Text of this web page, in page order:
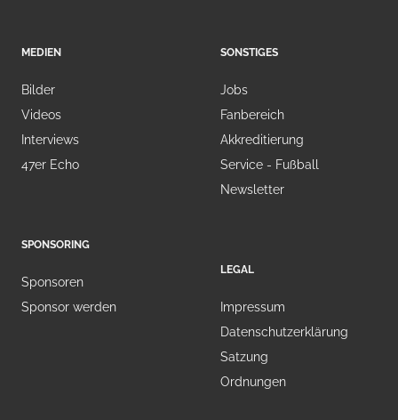
MEDIEN
Bilder
Videos
Interviews
47er Echo
SPONSORING
Sponsoren
Sponsor werden
SONSTIGES
Jobs
Fanbereich
Akkreditierung
Service - Fußball
Newsletter
LEGAL
Impressum
Datenschutzerklärung
Satzung
Ordnungen